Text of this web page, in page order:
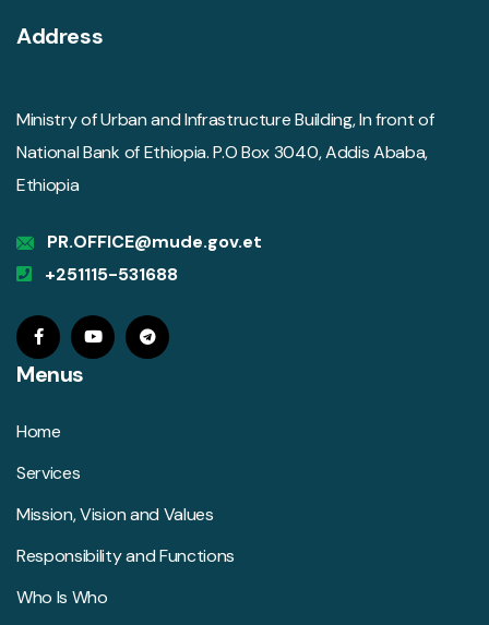
Address
Ministry of Urban and Infrastructure Building, In front of
National Bank of Ethiopia. P.O Box 3040, Addis Ababa,
Ethiopia
PR.OFFICE@mude.gov.et
+251115-531688
Menus
Home
Services
Mission, Vision and Values
Responsibility and Functions
Who Is Who